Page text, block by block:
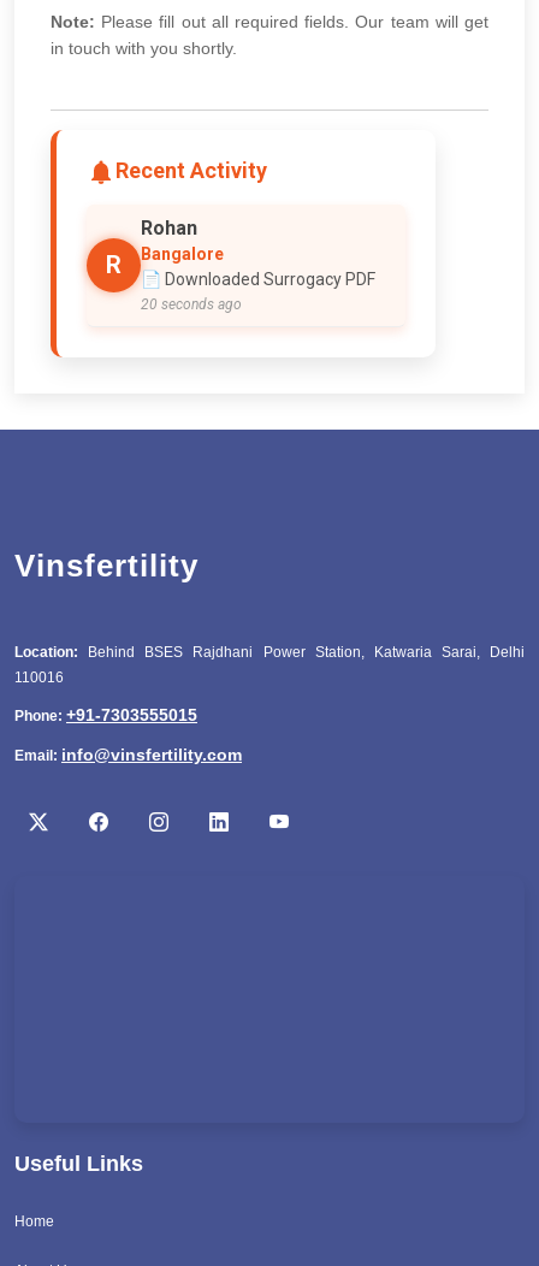
Note: Please fill out all required fields. Our team will get
in touch with you shortly.
Recent Activity
R
Rohan
Bangalore
📄 Downloaded Surrogacy PDF
20 seconds ago
Vinsfertility
Location: Behind BSES Rajdhani Power Station, Katwaria Sarai, Delhi
110016
Phone: +91-7303555015
Email: info@vinsfertility.com
Useful Links
Home